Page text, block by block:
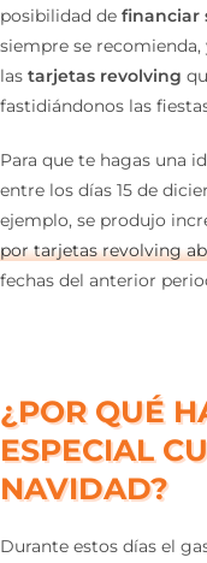
posibilidad de financiar
siempre se
las tarjetas revolving
fastidiándonos las
Para que te hagas una
entre los días 15 de
ejemplo, se produjo
por tarjetas revolving
fechas del anterior
¿POR QUÉ
ESPECIAL
NAVIDAD?
Durante estos días el